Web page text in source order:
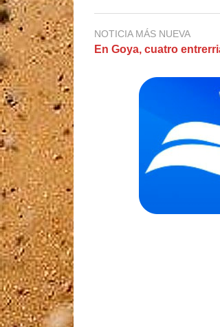
NOTICIA MÁS NUEVA
En Goya, cuatro